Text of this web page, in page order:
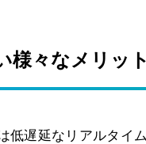
様々なメリット
低遅延なリアルタイ